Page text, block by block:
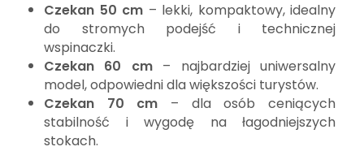
Czekan 50 cm – lekki, kompaktowy, idealny
do stromych podejść i technicznej
wspinaczki.
Czekan 60 cm– najbardziej uniwersalny
model, odpowiedni dla większości turystów.
Czekan 70 cm – dla osób ceniących
stabilność i wygodę na łagodniejszych
stokach.